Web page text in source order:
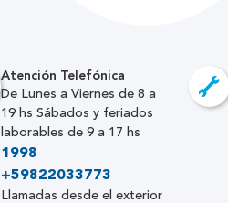
Atención Telefónica
De Lunes a Viernes de 8 a
19 hs Sábados y feriados
laborables de 9 a 17 hs
1998
+59822033773
Llamadas desde el exterior